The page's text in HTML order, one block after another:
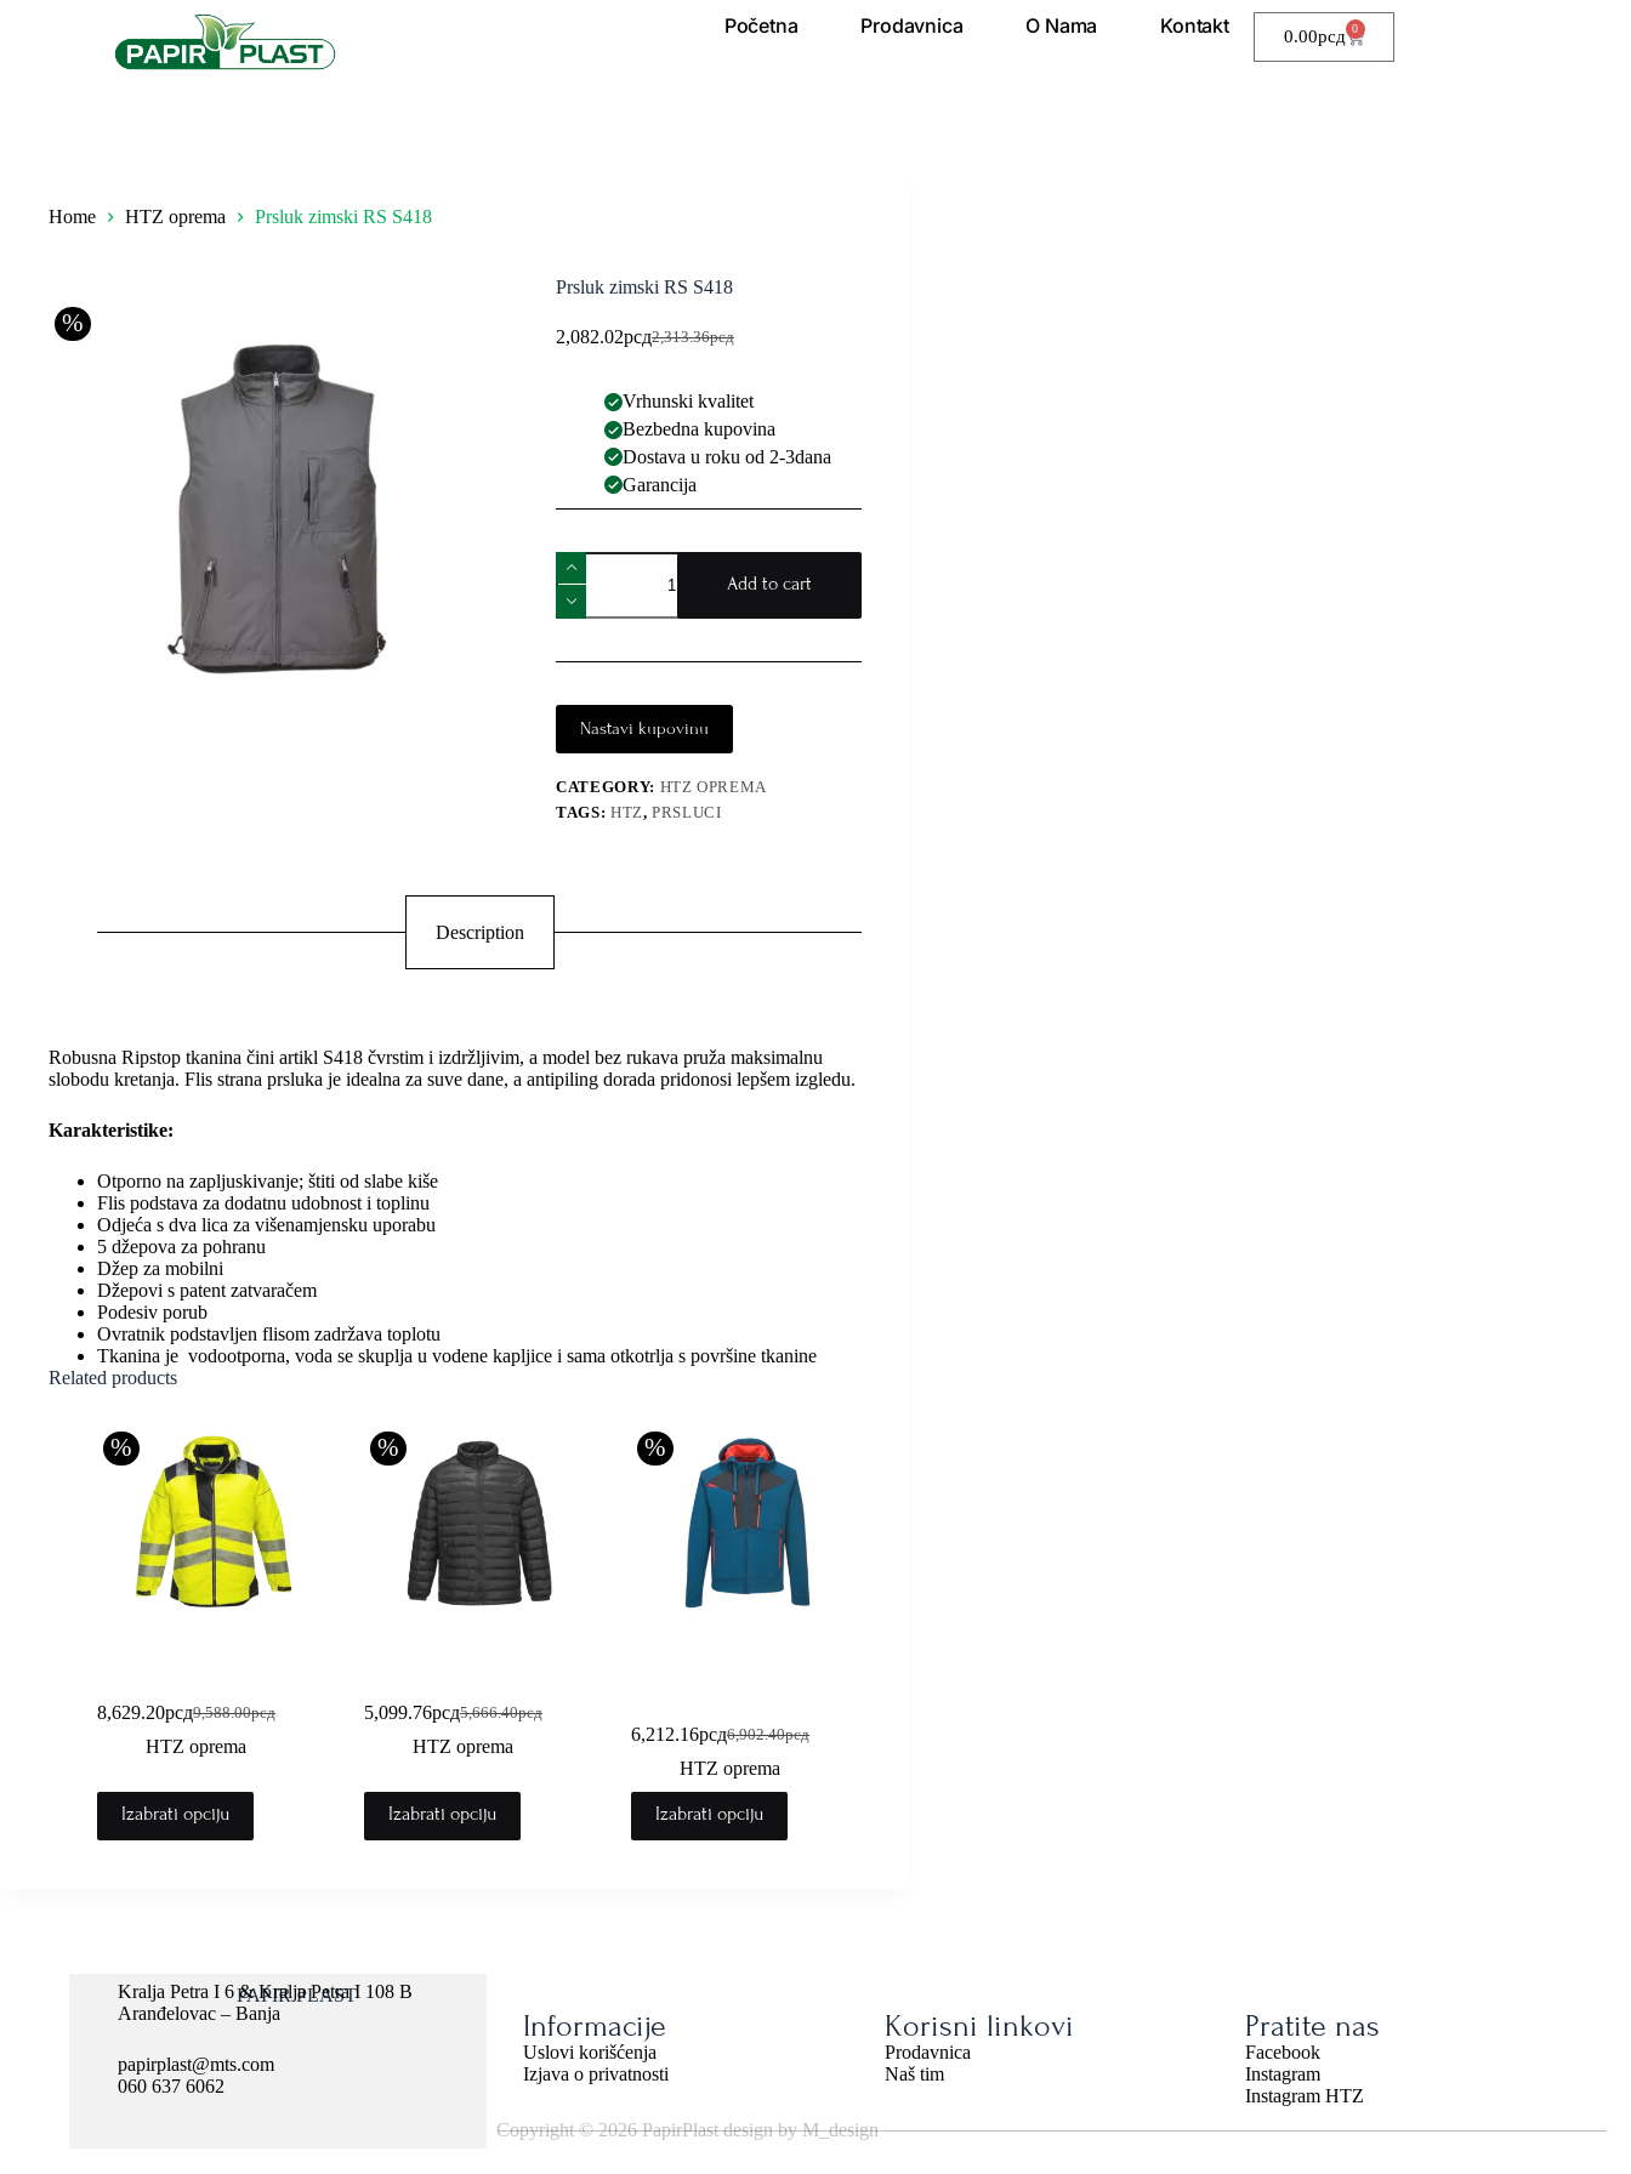
Početna Prodavnica O Nama Kontakt 0.00рсд 0
Home HTZ oprema Prsluk zimski RS S418
%
Prsluk zimski RS S418
2,313.36рсд
2,082.02рсд
Vrhunski kvalitet
Bezbedna kupovina
Dostava u roku od 2-3dana
Garancija
Add to cart
Nastavi kupovinu
CATEGORY: HTZ OPREMA
TAGS: HTZ,PRSLUCI
Description
Robusna Ripstop tkanina čini artikl S418 čvrstim i izdržljivim, a model bez rukava pruža maksimalnu
slobodu kretanja. Flis strana prsluka je idealna za suve dane, a antipiling dorada pridonosi lepšem izgledu.
Karakteristike:
Otporno na zapljuskivanje; štiti od slabe kiše
Flis podstava za dodatnu udobnost i toplinu
Odjeća s dva lica za višenamjensku uporabu
5 džepova za pohranu
Džep za mobilni
Džepovi s patent zatvaračem
Podesiv porub
Ovratnik podstavljen flisom zadržava toplotu
Tkanina je vodootporna, voda se skuplja u vodene kapljice i sama otkotrlja s površine tkanine
Related products
%
9,588.00рсд
8,629.20рсд
HTZ oprema
Izabrati opciju
%
5,666.40рсд
5,099.76рсд
HTZ oprema
Izabrati opciju
%
6,902.40рсд
6,212.16рсд
HTZ oprema
Izabrati opciju
PAPIR PLAST
Kralja Petra I 6 & Kralja Petra I 108 B
Aranđelovac – Banja
papirplast@mts.com
060 637 6062
Informacije
Uslovi korišćenja
Izjava o privatnosti
Korisni linkovi
Prodavnica
Naš tim
Pratite nas
Facebook
Instagram
Instagram HTZ
Copyright © 2026 PapirPlast design by M_design